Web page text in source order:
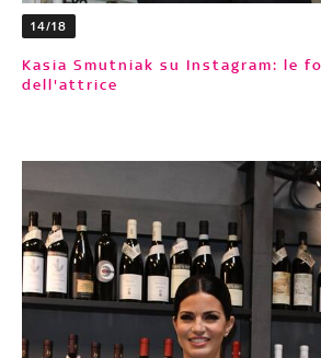
14/18
Kasia Smutniak su Instagram: le foto più belle
dell'attrice